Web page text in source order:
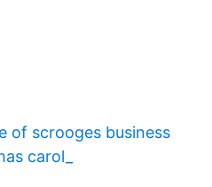
of scrooges business
carol_